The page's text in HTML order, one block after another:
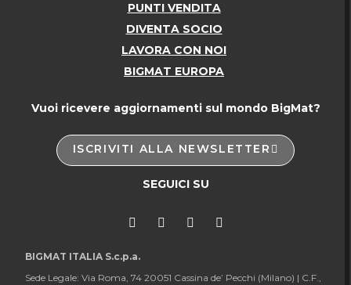
PUNTI VENDITA
DIVENTA SOCIO
LAVORA CON NOI
BIGMAT EUROPA
Vuoi ricevere aggiornamenti sul mondo BigMat?
ISCRIVITI ALLA NEWSLETTER
SEGUICI SU
BIGMAT ITALIA S.c.p.a.
Sede Legale: Via Roma, 74 20051 Cassina de’ Pecchi (Milano) | C.F.,